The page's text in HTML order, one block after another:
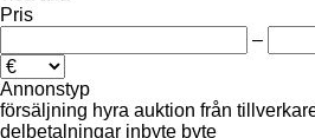
Pris
–
Annonstyp
försäljning hyra auktion från
delbetalningar inbyte byte